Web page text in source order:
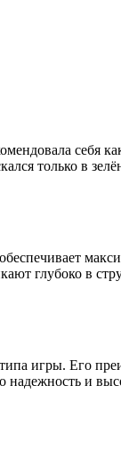
себя
только в
глубоко в
игры. Его
и